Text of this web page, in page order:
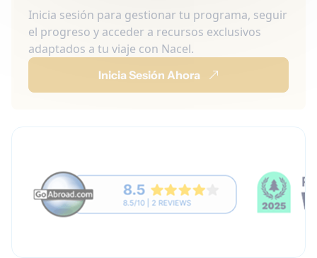
Inicia sesión para gestionar tu programa, seguir
el progreso y acceder a recursos exclusivos
adaptados a tu viaje con Nacel.
Inicia Sesión Ahora